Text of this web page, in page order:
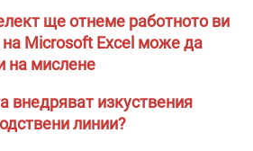
ще отнеме работното ви
Microsoft Excel може да
на мислене
внедряват изкуствения
линии?